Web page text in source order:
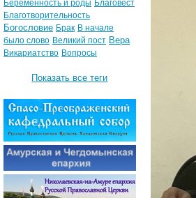
Беременность и роды Благовест
Благотворительность
Богословие Брак В начале
было слово Великий пост Вера
Викариатство Вопросы
Показать все теги